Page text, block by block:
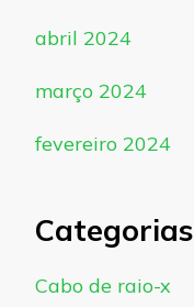
abril 2024
março 2024
fevereiro 2024
Categorias
Cabo de raio-x